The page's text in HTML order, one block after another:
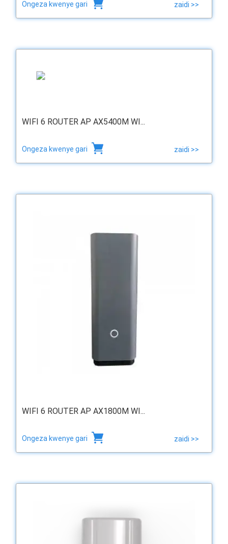
Ongeza kwenye gari zaidi >>
WIFI 6 ROUTER AP AX5400M WI...
Ongeza kwenye gari zaidi >>
WIFI 6 ROUTER AP AX1800M WI...
Ongeza kwenye gari zaidi >>